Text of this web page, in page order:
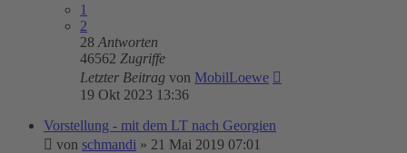
1
2
28 Antworten
46562 Zugriffe
Letzter Beitrag von MobilLoewe
19 Okt 2023 13:36
Vorstellung - mit dem LT nach Georgien
von schmandi » 21 Mai 2019 07:01